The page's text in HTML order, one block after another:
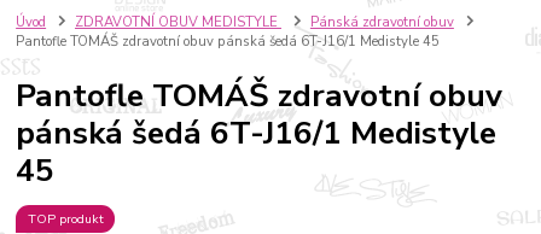
Úvod ZDRAVOTNÍ OBUV MEDISTYLE
Pánská zdravotní obuv
Pantofle TOMÁŠ zdravotní obuv pánská šedá 6T-J16/1 Medistyle 45
Pantofle TOMÁŠ zdravotní obuv
pánská šedá 6T-J16/1 Medistyle
45
TOP produkt